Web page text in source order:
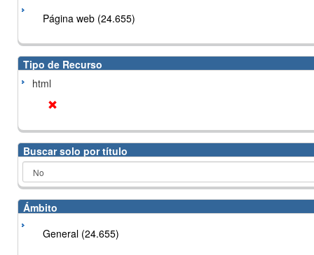
Página web (24.655)
Tipo de Recurso
html
Buscar solo por título
Ámbito
General (24.655)